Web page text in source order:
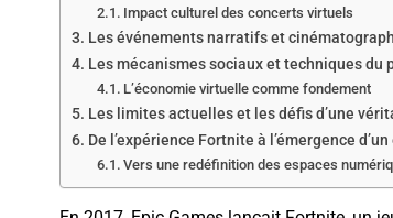
Impact culturel des concerts virtuels
Les événements narratifs et
Les mécanismes sociaux et techniques du
L’économie virtuelle comme fondement
Les limites actuelles et les défis d’une
De l’expérience Fortnite à l’émergence
Vers une redéfinition des espaces